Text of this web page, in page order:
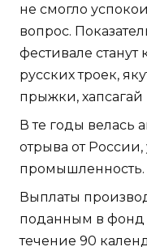
не смогло
вопрос.
фестивале станут
русских троек,
прыжки, хапсагай
В те годы велась
отрыва от
промышленность.
Выплаты
поданным в фонд
течение 90